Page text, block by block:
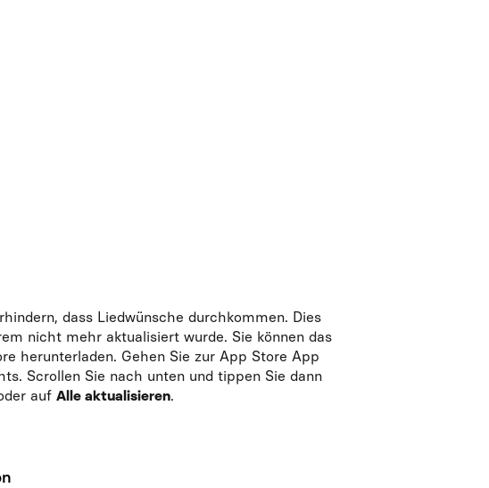
dass Liedwünsche durchkommen. Dies
nicht mehr aktualisiert wurde. Sie können das
herunterladen. Gehen Sie zur App Store App
Scrollen Sie nach unten und tippen Sie dann
auf Alle aktualisieren.